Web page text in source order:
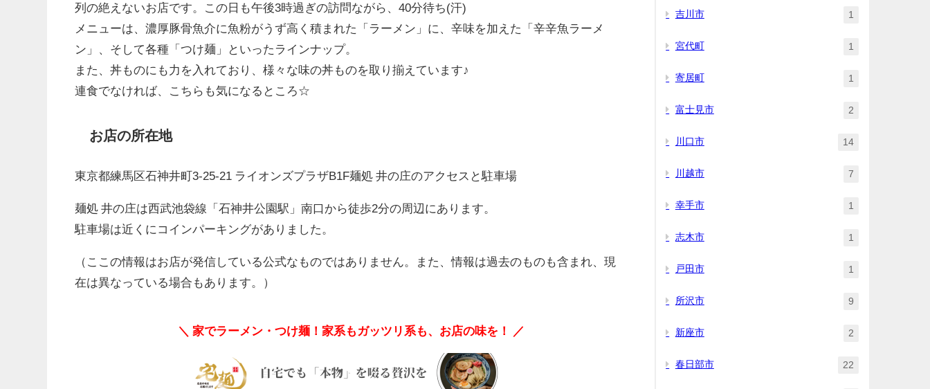
列の絶えないお店です。この日も午後3時過ぎの訪問ながら、40分待ち(汗)
メニューは、濃厚豚骨魚介に魚粉がうず高く積まれた「ラーメン」に、辛味を加えた「辛辛魚ラーメ
ン」、そして各種「つけ麺」といったラインナップ。
また、丼ものにも力を入れており、様々な味の丼ものを取り揃えています♪
連食でなければ、こちらも気になるところ☆
お店の所在地
東京都練馬区石神井町3-25-21 ライオンズプラザB1F麺処 井の庄のアクセスと駐車場
麺処 井の庄は西武池袋線「石神井公園駅」南口から徒歩2分の周辺にあります。
駐車場は近くにコインパーキングがありました。
（ここの情報はお店が発信している公式なものではありません。また、情報は過去のものも含まれ、現
在は異なっている場合もあります。）
＼ 家でラーメン・つけ麺！家系もガッツリ系も、お店の味を！ ／
吉川市 1
宮代町 1
寄居町 1
富士見市 2
川口市 14
川越市 7
幸手市 1
志木市 1
戸田市 1
所沢市 9
新座市 2
春日部市 22